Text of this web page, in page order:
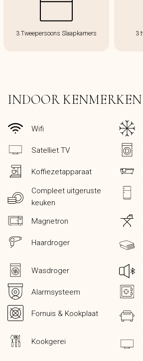
3 Tweepersoons Slaapkamers 3
INDOOR KENMERKEN
Wifi
Satelliet TV
Koffiezetapparaat
Compleet uitgeruste
keuken
Magnetron
Haardroger
Wasdroger
Alarmsysteem
Fornuis & Kookplaat
Kookgerei